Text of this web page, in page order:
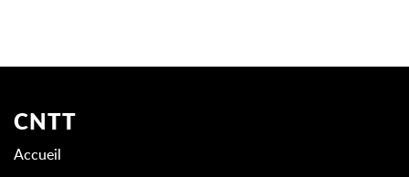
CNTT
Accueil